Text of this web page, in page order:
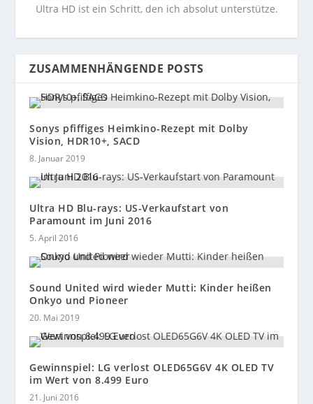
Ultra HD ist ein Schritt, den ich absolut unterstütze.
ZUSAMMENHÄNGENDE POSTS
Sonys pfiffiges Heimkino-Rezept mit Dolby
Vision, HDR10+, SACD
8. Januar 2019
Ultra HD Blu-rays: US-Verkaufstart von
Paramount im Juni 2016
5. April 2016
Sound United wird wieder Mutti: Kinder heißen
Onkyo und Pioneer
20. Mai 2019
Gewinnspiel: LG verlost OLED65G6V 4K OLED TV
im Wert von 8.499 Euro
21. Juni 2016